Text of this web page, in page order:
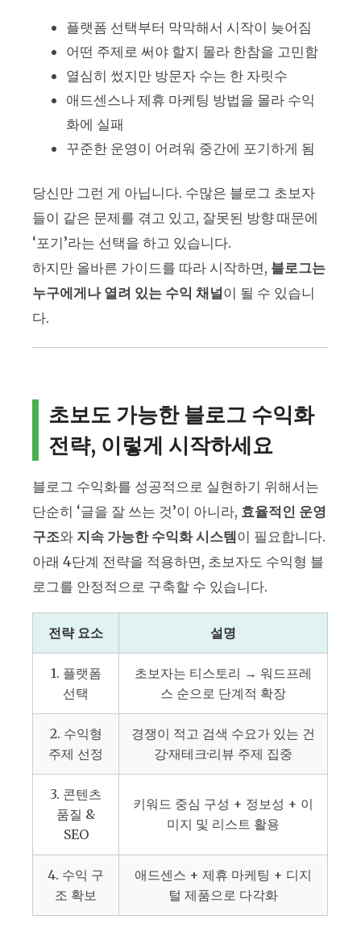
플랫폼 선택부터 막막해서 시작이 늦어짐
어떤 주제로 써야 할지 몰라 한참을 고민함
열심히 썼지만 방문자 수는 한 자릿수
애드센스나 제휴 마케팅 방법을 몰라 수익
화에 실패
꾸준한 운영이 어려워 중간에 포기하게 됨
당신만 그런 게 아닙니다. 수많은 블로그 초보자
들이 같은 문제를 겪고 있고, 잘못된 방향 때문에
‘포기’라는 선택을 하고 있습니다.
하지만 올바른 가이드를 따라 시작하면, 블로그는
누구에게나 열려 있는 수익 채널이 될 수 있습니
다.
초보도 가능한 블로그 수익화
전략, 이렇게 시작하세요
블로그 수익화를 성공적으로 실현하기 위해서는
단순히 ‘글을 잘 쓰는 것’이 아니라, 효율적인 운영
구조와 지속 가능한 수익화 시스템이 필요합니다.
아래 4단계 전략을 적용하면, 초보자도 수익형 블
로그를 안정적으로 구축할 수 있습니다.
전략 요소 설명
1. 플랫폼
선택
초보자는 티스토리 → 워드프레
스 순으로 단계적 확장
2. 수익형
주제 선정
경쟁이 적고 검색 수요가 있는 건
강·재테크·리뷰 주제 집중
3. 콘텐츠
품질 &
SEO
키워드 중심 구성 + 정보성 + 이
미지 및 리스트 활용
4. 수익 구
조 확보
애드센스 + 제휴 마케팅 + 디지
털 제품으로 다각화